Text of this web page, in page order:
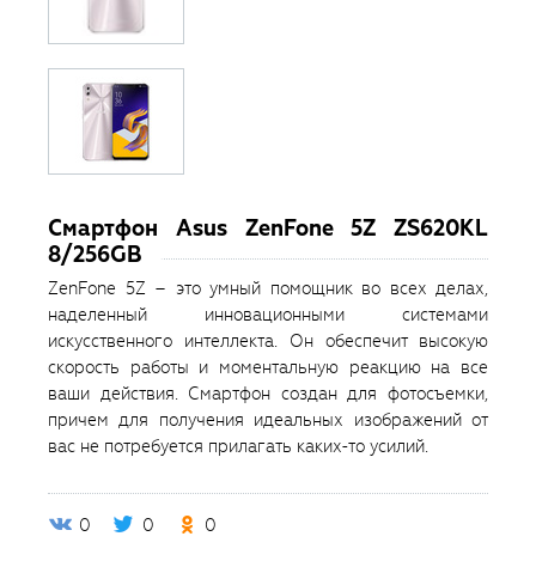
Смартфон Asus ZenFone 5Z ZS620KL
8/256GB
ZenFone 5Z – это умный помощник во всех делах,
наделенный инновационными системами
искусственного интеллекта. Он обеспечит высокую
скорость работы и моментальную реакцию на все
ваши действия. Смартфон создан для фотосъемки,
причем для получения идеальных изображений от
вас не потребуется прилагать каких-то усилий.
0 0 0